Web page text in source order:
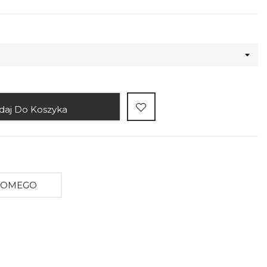
Do Koszyka